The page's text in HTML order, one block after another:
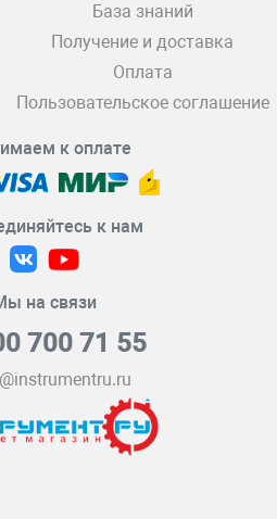
База знаний
Получение и доставка
Оплата
Пользовательское соглашение
к оплате
к нам
на связи
700 71 55